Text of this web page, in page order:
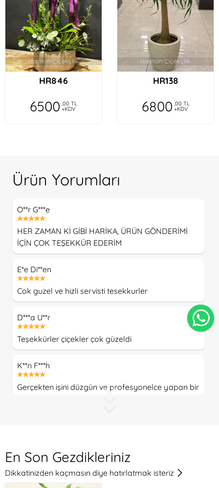
HR846
6500 ,00 TL
+KDV
HR138
6800 ,00 TL
+KDV
Ürün Yorumları
O**r G***e
HER ZAMAN Kİ GİBİ HARİKA, ÜRÜN GÖNDERİMİ
İÇİN ÇOK TEŞEKKÜR EDERİM
E*e Di**en
Cok guzel ve hizli servisti tesekkurler
D***a U**r
Teşekkürler çiçekler çok güzeldi
K**n F***h
Gerçekten işini düzgün ve profesyonelce yapan bir
içinde yaptığınız teslimatiniz ve bilgilendirme
mesajlariniz için çok teşekkür ederim. Elinize sağlık
😊
En Son Gezdikleriniz
Dikkatinizden kaçmasın diye hatırlatmak isteriz